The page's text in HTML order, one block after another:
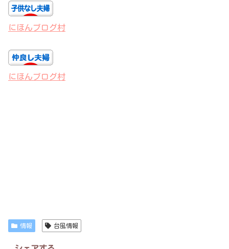
にほんブログ村
にほんブログ村
情報 台風情報